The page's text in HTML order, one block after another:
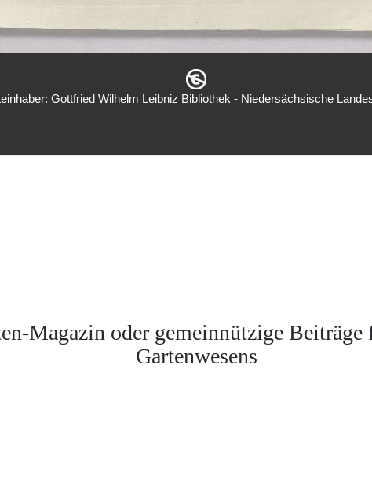
Gottfried Wilhelm Leibniz Bibliothek - Niedersächsische
Magazin oder gemeinnützige
Gartenwesens